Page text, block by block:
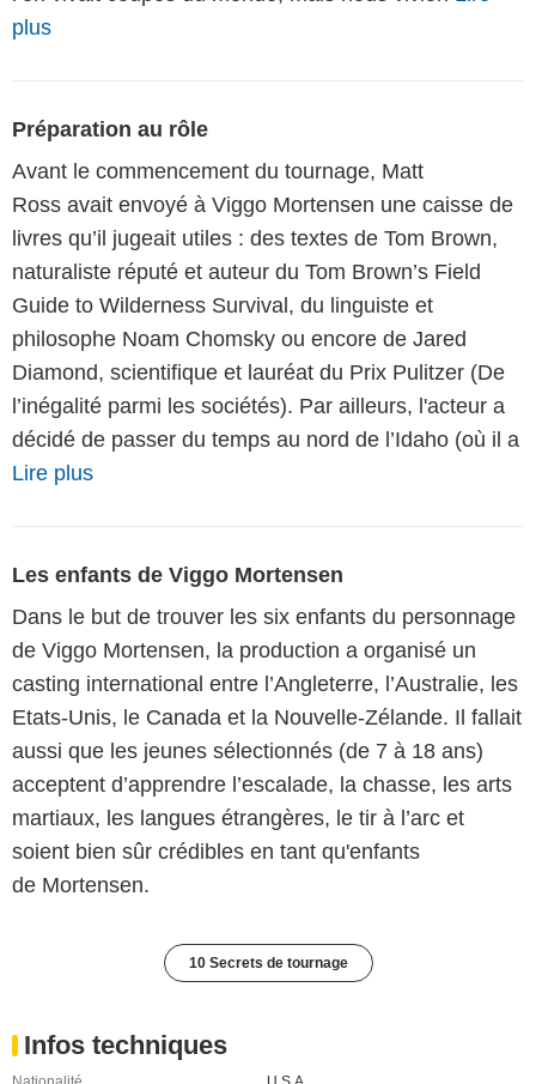
plus
Préparation au rôle
Avant le commencement du tournage, Matt
Ross avait envoyé à Viggo Mortensen une caisse de
livres qu’il jugeait utiles : des textes de Tom Brown,
naturaliste réputé et auteur du Tom Brown’s Field
Guide to Wilderness Survival, du linguiste et
philosophe Noam Chomsky ou encore de Jared
Diamond, scientifique et lauréat du Prix Pulitzer (De
l’inégalité parmi les sociétés). Par ailleurs, l'acteur a
décidé de passer du temps au nord de l’Idaho (où il a
Lire plus
Les enfants de Viggo Mortensen
Dans le but de trouver les six enfants du personnage
de Viggo Mortensen, la production a organisé un
casting international entre l’Angleterre, l’Australie, les
Etats-Unis, le Canada et la Nouvelle-Zélande. Il fallait
aussi que les jeunes sélectionnés (de 7 à 18 ans)
acceptent d’apprendre l’escalade, la chasse, les arts
martiaux, les langues étrangères, le tir à l’arc et
soient bien sûr crédibles en tant qu'enfants
de Mortensen.
10 Secrets de tournage
Infos techniques